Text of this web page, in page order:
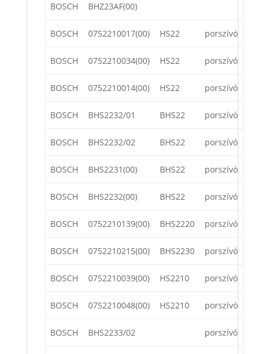
BOSCH BHZ23AF(00)
BOSCH 0752210017(00) HS22 porszívó
BOSCH 0752210034(00) HS22 porszívó
BOSCH 0752210014(00) HS22 porszívó
BOSCH BHS2232/01 BHS22 porszívó
BOSCH BHS2232/02 BHS22 porszívó
BOSCH BHS2231(00) BHS22 porszívó
BOSCH BHS2232(00) BHS22 porszívó
BOSCH 0752210139(00) BHS2220 porszívó
BOSCH 0752210215(00) BHS2230 porszívó
BOSCH 0752210039(00) HS2210 porszívó
BOSCH 0752210048(00) HS2210 porszívó
BOSCH BHS2233/02 porszívó